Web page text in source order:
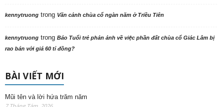
kennytruong trong Vãn cảnh chùa cổ ngàn năm ở Triều Tiên
kennytruong trong Báo Tuổi trẻ phản ảnh về việc phần đất chùa cổ Giác Lâm bị
rao bán với giá 60 tỉ đồng?
BÀI VIẾT MỚI
Mũi tên và lời hứa trăm năm